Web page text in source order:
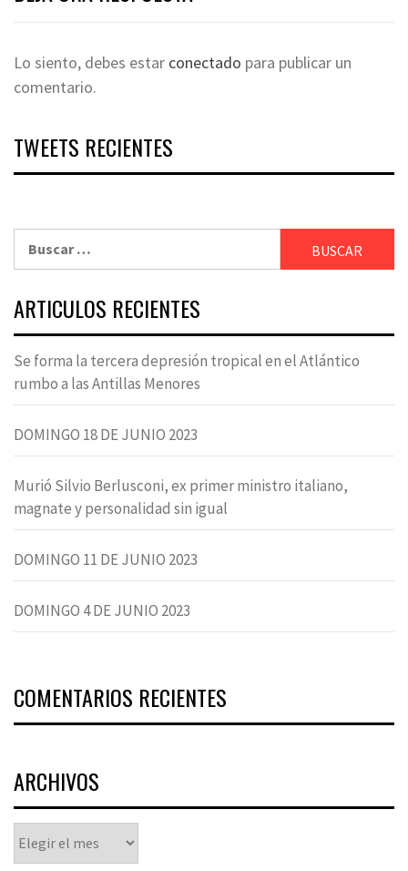
Lo siento, debes estar conectado para publicar un
comentario.
TWEETS RECIENTES
ARTICULOS RECIENTES
Se forma la tercera depresión tropical en el Atlántico
rumbo a las Antillas Menores
DOMINGO 18 DE JUNIO 2023
Murió Silvio Berlusconi, ex primer ministro italiano,
magnate y personalidad sin igual
DOMINGO 11 DE JUNIO 2023
DOMINGO 4 DE JUNIO 2023
COMENTARIOS RECIENTES
ARCHIVOS